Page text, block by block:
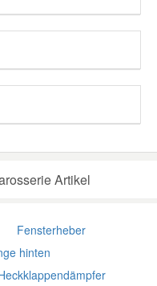
Artikel
Fensterheber
hinten